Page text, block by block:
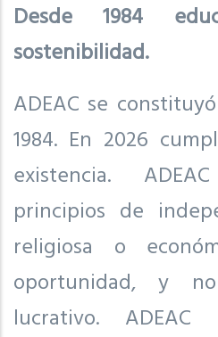
Desde 1984
sostenibilidad.
ADEAC se
1984. En 2026
existencia.
principios de
religiosa o
oportunidad, y
lucrativo.